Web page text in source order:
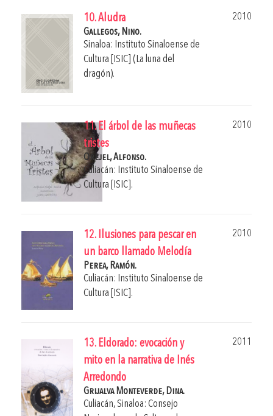
10. Aludra
2010
Gallegos, Nino.
Sinaloa: Instituto Sinaloense de
Cultura [ISIC] (La luna del
dragón).
11. El árbol de las muñecas
tristes
2010
Orejel, Alfonso.
Culiacán: Instituto Sinaloense de
Cultura [ISIC].
12. Ilusiones para pescar en
un barco llamado Melodía
2010
Perea, Ramón.
Culiacán: Instituto Sinaloense de
Cultura [ISIC].
13. Eldorado: evocación y
mito en la narrativa de Inés
Arredondo
2011
Grijalva Monteverde, Dina.
Culiacán, Sinaloa: Consejo